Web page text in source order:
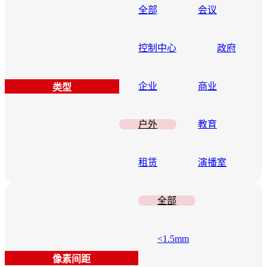
类型
全部 会议
控制中心 政府
企业 商业
户外 教育
租赁 演播室
像素间距
全部
<1.5mm